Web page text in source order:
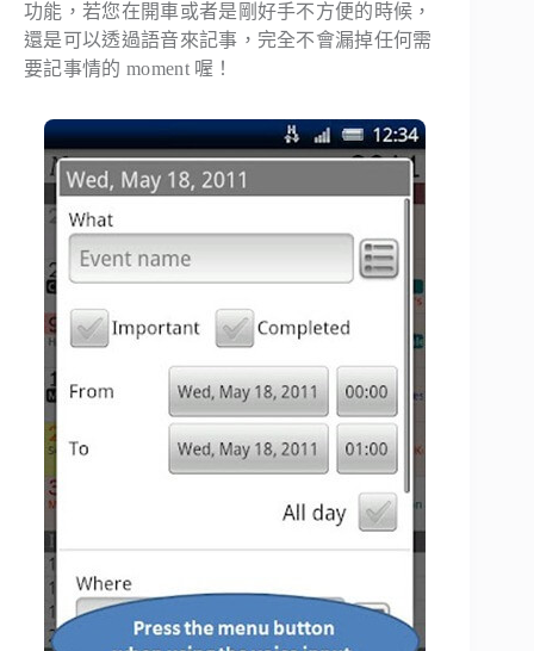
功能，若您在開車或者是剛好手不方便的時候，
還是可以透過語音來記事，完全不會漏掉任何需
要記事情的 moment 喔！